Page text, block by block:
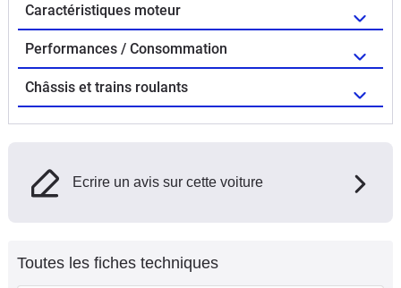
Caractéristiques moteur
Performances / Consommation
Châssis et trains roulants
Ecrire un avis sur cette voiture
Toutes les fiches techniques